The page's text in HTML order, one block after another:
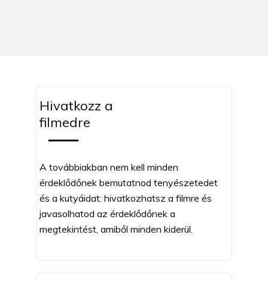
Hivatkozz a
filmedre
A továbbiakban nem kell minden
érdeklődőnek bemutatnod tenyészetedet
és a kutyáidat: hivatkozhatsz a filmre és
javasolhatod az érdeklődőnek a
megtekintést, amiből minden kiderül.